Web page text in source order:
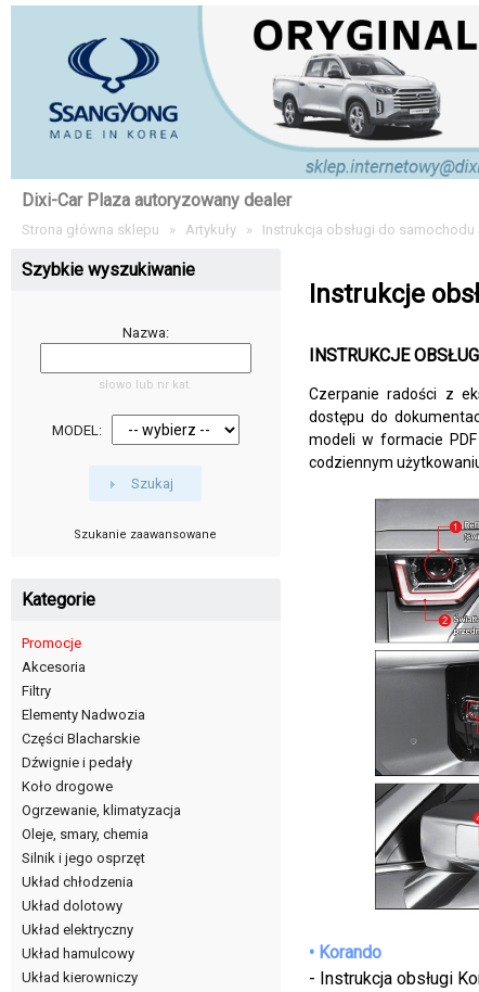
Dixi-Car Plaza autoryzowany dealer
Strona główna sklepu » Artykuły » Instrukcja obsługi do
Instrukcje
INSTRUKCJE
Czerpanie radości z
dostępu do
modeli w formacie
codziennym
• Korando
- Instrukcja obsługi
Szybkie wyszukiwanie
Nazwa:
słowo lub nr kat.
MODEL:
Szukaj
Szukanie zaawansowane
Kategorie
Promocje
Akcesoria
Filtry
Elementy Nadwozia
Części Blacharskie
Dźwignie i pedały
Koło drogowe
Ogrzewanie, klimatyzacja
Oleje, smary, chemia
Silnik i jego osprzęt
Układ chłodzenia
Układ dolotowy
Układ elektryczny
Układ hamulcowy
Układ kierowniczy